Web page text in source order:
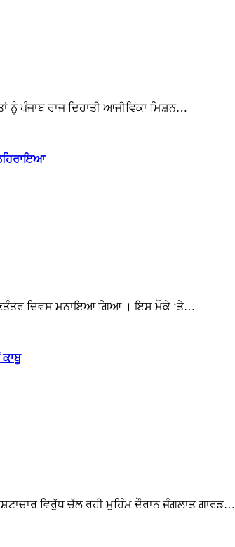
ਪੰਜਾਬ ਰਾਜ ਦਿਹਾਤੀ ਆਜੀਵਿਕਾ ਮਿਸ਼ਨ…
ਗਣਤੰਤਰ ਦਿਵਸ ਮਨਾਇਆ ਗਿਆ । ਇਸ ਮੌਕੇ ‘ਤੇ…
ਕਾਬੂ
ਵਿਰੁੱਧ ਚੱਲ ਰਹੀ ਮੁਹਿੰਮ ਦੌਰਾਨ ਜੰਗਲਾਤ ਗਾਰਡ…